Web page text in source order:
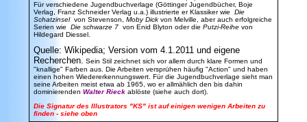
Für verschiedene Jugendbuchverlage (Göttinger Jugendbücher, Boje
Verlag, Franz Schneider Verlag u.a.) illustrierte er Klassiker wie Die
Schatzinselvon Stevenson, Moby Dick von Melville, aber auch erfolgreiche
Serien wie Die schwarze 7 von Enid Blyton oder die Putzi-Reihe von
Hildegard Diessel.
Quelle: Wikipedia; Version vom 4.1.2011 und eigene
Recherchen. Sein Stil zeichnet sich vor allem durch klare Formen und
"knallige" Farben aus. Die Arbeiten versprühen häufig "Action" und haben
einen hohen Wiedererkennungswert. Für die Jugendbuchverlage sieht man
seine Arbeiten meist etwa ab 1965, wo er allmählich den bis dahin
dominierenden Walter Rieck ablöste (siehe auch dort).
Die Signatur des Illustrators "KS" ist auf einigen wenigen Arbeiten zu
finden - siehe oben